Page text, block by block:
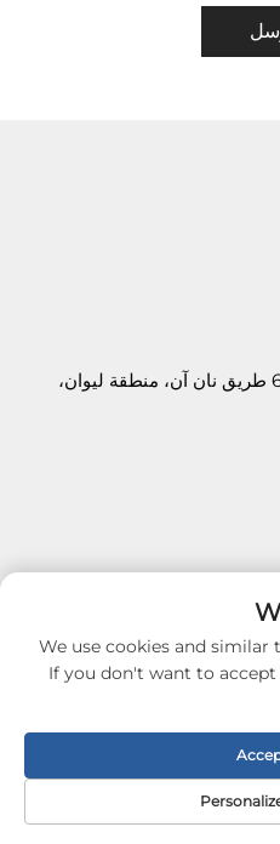
18/إف برج تشينغ تشي، رقم 63 طريق نان آن، منطقة ليوان،
Copyright © 2026
We use cookies and similar
If you don't want to accept